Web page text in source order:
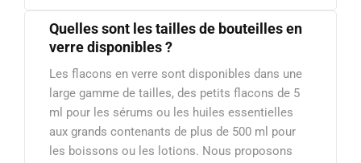
Quelles sont les tailles de bouteilles en
verre disponibles ?
Les flacons en verre sont disponibles dans une
large gamme de tailles, des petits flacons de 5
ml pour les sérums ou les huiles essentielles
aux grands contenants de plus de 500 ml pour
les boissons ou les lotions. Nous proposons